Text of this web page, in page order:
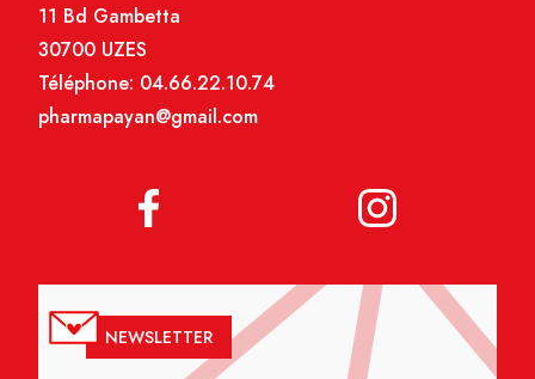
11 Bd Gambetta
30700 UZES
Téléphone: 04.66.22.10.74
pharmapayan@gmail.com
NEWSLETTER